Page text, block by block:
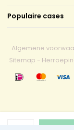
Populaire cases
Algemene
Sitemap -